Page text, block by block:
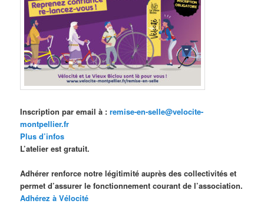
Inscription par email à :remise-en-selle@velocite-
montpellier.fr
Plus d’infos
L’atelier est gratuit.
Adhérer renforce notre légitimité auprès des collectivités et
permet d’assurer le fonctionnement courant de l’association.
Adhérez à Vélocité